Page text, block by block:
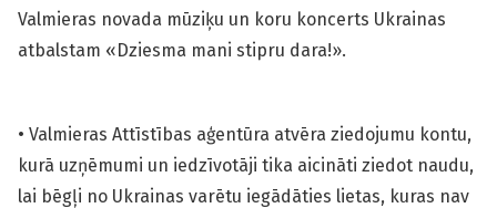
Valmieras novada mūziķu un koru koncerts Ukrainas
atbalstam «Dziesma mani stipru dara!».
• Valmieras Attīstības aģentūra atvēra ziedojumu kontu,
kurā uzņēmumi un iedzīvotāji tika aicināti ziedot naudu,
lai bēgļi no Ukrainas varētu iegādāties lietas, kuras nav